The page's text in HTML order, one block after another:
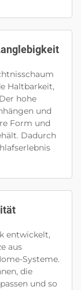
Haltbarkeit,
hohe
und
Form und
Dadurch
entwickelt,
aus
Systeme.
die
und so